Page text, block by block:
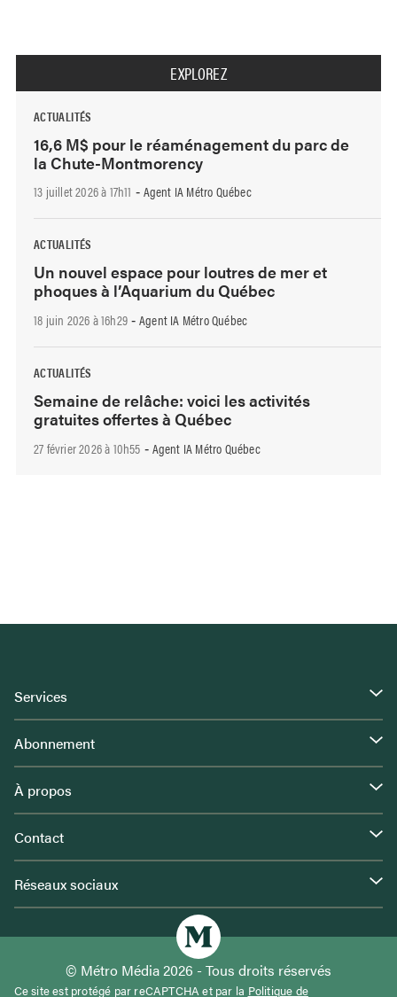
EXPLOREZ
ACTUALITÉS
16,6 M$ pour le réaménagement du parc de
la Chute-Montmorency
13 juillet 2026 à 17h11 - Agent IA Métro Québec
ACTUALITÉS
Un nouvel espace pour loutres de mer et
phoques à l’Aquarium du Québec
18 juin 2026 à 16h29 - Agent IA Métro Québec
ACTUALITÉS
Semaine de relâche: voici les activités
gratuites offertes à Québec
27 février 2026 à 10h55 - Agent IA Métro Québec
Services
Abonnement
À propos
Contact
Réseaux sociaux
© Métro Média 2026 - Tous droits réservés
Ce site est protégé par reCAPTCHA et par la Politique de